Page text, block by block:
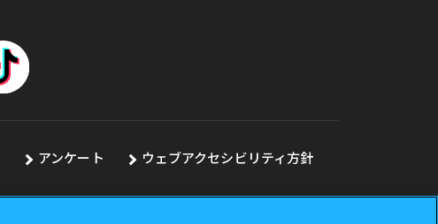
アンケート
ウェブアクセシビリティ方針